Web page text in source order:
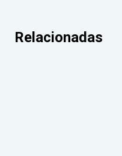
Relacionadas